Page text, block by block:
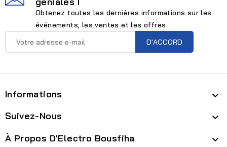
Obtenez toutes les dernières informations sur les
événements, les ventes et les offres
Informations 
Suivez-Nous 
À Propos D'Electro Bousfiha 